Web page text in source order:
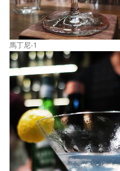
馬丁尼-1